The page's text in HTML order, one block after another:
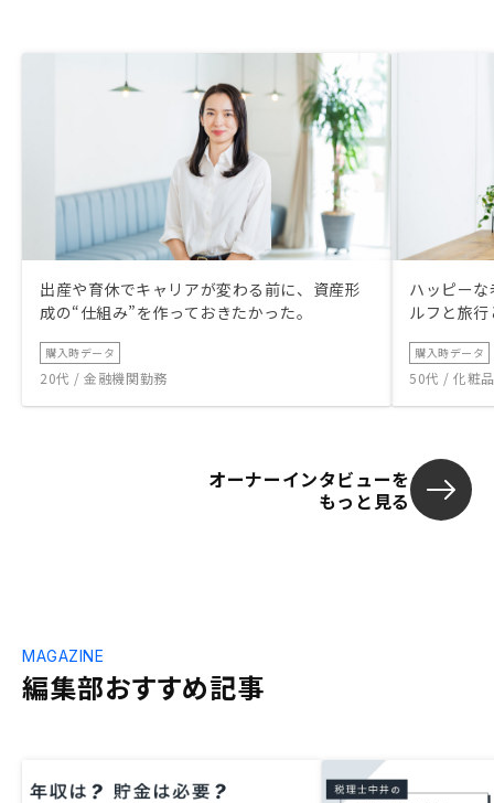
出産や育休でキャリアが変わる前に、資産形
成の“仕組み”を作っておきたかった。
購入時データ
20代 / 金融機関勤務
ハッピー
ルフと旅
購入時データ
50代 / 化粧
オーナーインタビューを
もっと見る
編集部おすすめ記事
MAGAZINE